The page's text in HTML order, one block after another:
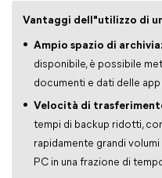
Vantaggi dell"utilizzo di
Ampio spazio di
disponibile, è possibile
documenti e dati delle
Velocità di
tempi di backup ridotti,
rapidamente grandi
PC in una frazione di